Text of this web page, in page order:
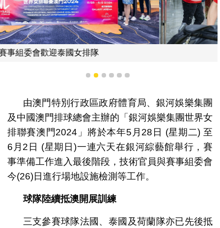
球迷迎接泰國隊
1 2 3 4 5 6
由澳門特別行政區政府體育局、銀河娛樂集團
及中國澳門排球總會主辦的「銀河娛樂集團世界女
排聯賽澳門2024」將於本年5月28日 (星期二) 至
6月2日 (星期日)一連六天在銀河綜藝館舉行，賽
事準備工作進入最後階段，技術官員與賽事組委會
今(26)日進行場地設施檢測等工作。
球隊陸續抵澳開展訓練
三支參賽球隊法國、泰國及荷蘭隊亦已先後抵